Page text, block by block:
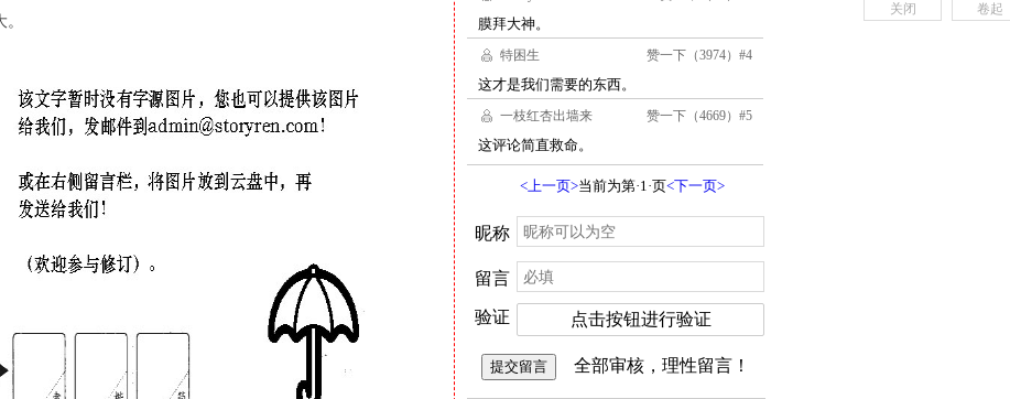
关闭 卷起